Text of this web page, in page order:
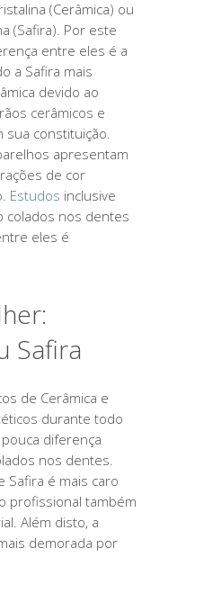
(Cerâmica) ou
(Safira). Por este
entre eles é a
a Safira mais
devido ao
cerâmicos e
constituição.
apresentam
de cor
Estudos inclusive
colados nos dentes
eles é
Safira
de Cerâmica e
durante todo
diferença
nos dentes.
Safira é mais caro
profissional também
Além disto, a
demorada por